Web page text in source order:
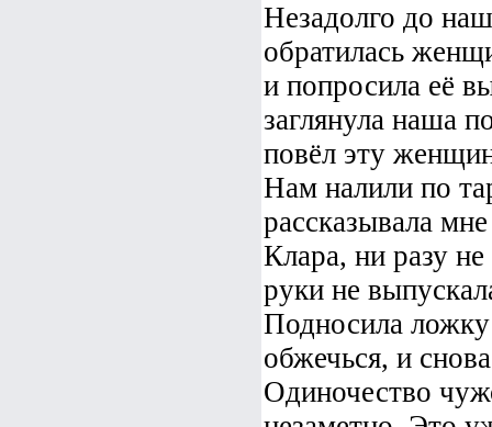
Незадолго до
обратилась
и попросила её
заглянула наша
повёл эту
Нам налили по
рассказывала
Клара, ни разу
руки не
Подносила ложку
обжечься, и
Одиночество